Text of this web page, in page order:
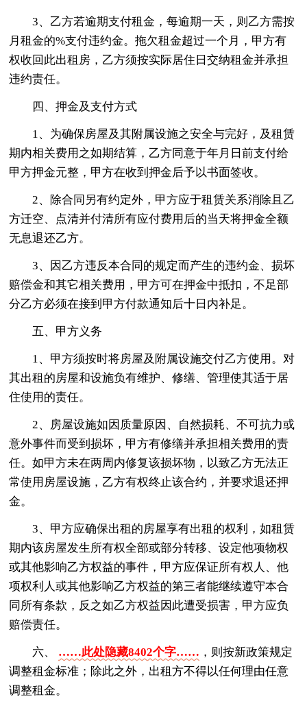
3、乙方若逾期支付租金，每逾期一天，则乙方需按
月租金的%支付违约金。拖欠租金超过一个月，甲方有
权收回此出租房，乙方须按实际居住日交纳租金并承担
违约责任。
四、押金及支付方式
1、为确保房屋及其附属设施之安全与完好，及租赁
期内相关费用之如期结算，乙方同意于年月日前支付给
甲方押金元整，甲方在收到押金后予以书面签收。
2、除合同另有约定外，甲方应于租赁关系消除且乙
方迁空、点清并付清所有应付费用后的当天将押金全额
无息退还乙方。
3、因乙方违反本合同的规定而产生的违约金、损坏
赔偿金和其它相关费用，甲方可在押金中抵扣，不足部
分乙方必须在接到甲方付款通知后十日内补足。
五、甲方义务
1、甲方须按时将房屋及附属设施交付乙方使用。对
其出租的房屋和设施负有维护、修缮、管理使其适于居
住使用的责任。
2、房屋设施如因质量原因、自然损耗、不可抗力或
意外事件而受到损坏，甲方有修缮并承担相关费用的责
任。如甲方未在两周内修复该损坏物，以致乙方无法正
常使用房屋设施，乙方有权终止该合约，并要求退还押
金。
3、甲方应确保出租的房屋享有出租的权利，如租赁
期内该房屋发生所有权全部或部分转移、设定他项物权
或其他影响乙方权益的事件，甲方应保证所有权人、他
项权利人或其他影响乙方权益的第三者能继续遵守本合
同所有条款，反之如乙方权益因此遭受损害，甲方应负
赔偿责任。
六、 ……此处隐藏8402个字…… ，则按新政策规定
调整租金标准；除此之外，出租方不得以任何理由任意
调整租金。